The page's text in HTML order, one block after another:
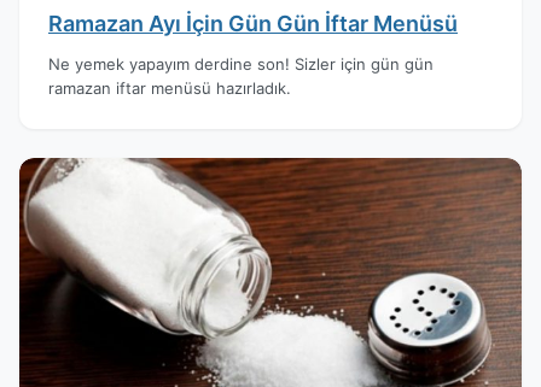
Ramazan Ayı İçin Gün Gün İftar Menüsü
Ne yemek yapayım derdine son! Sizler için gün gün
ramazan iftar menüsü hazırladık.